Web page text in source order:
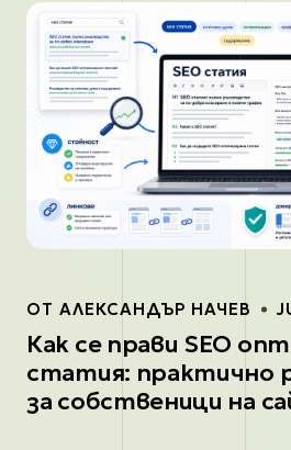
ОТ АЛЕКСАНДЪР НАЧЕВ
Как се прави SEO
статия: практично
за собственици на